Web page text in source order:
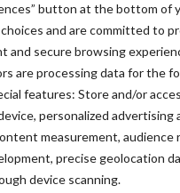
button at the bottom of
and are committed to
and secure browsing
are processing data for the
features: Store and/or
personalized advertising
measurement, audience
precise geolocation
device scanning.
een vaak
voor mastitis